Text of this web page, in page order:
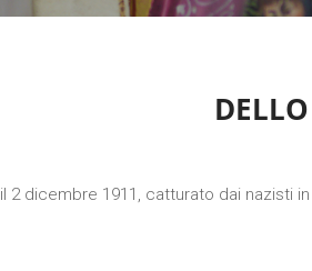
2 dicembre 1911, catturato dai nazisti